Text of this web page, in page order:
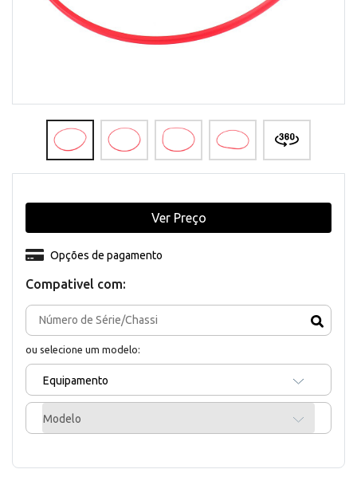
Compativel com:
ou selecione um modelo:
Equipamento
Modelo
Opções de pagamento
Ver Preço